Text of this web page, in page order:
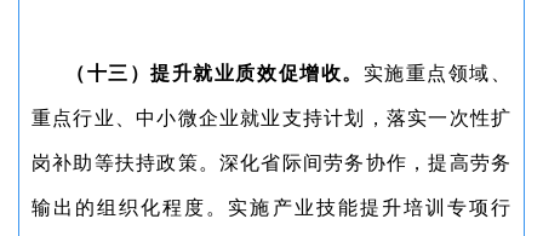
（十三）提升就业质效促增收。 实施重点领域、
重点行业、中小微企业就业支持计划，落实一次性扩
岗补助等扶持政策。深化省际间劳务协作，提高劳务
输出的组织化程度。实施产业技能提升培训专项行